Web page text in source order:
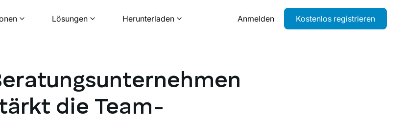
Lösungen Herunterladen Anmelden Kostenlos registrieren
die Team-